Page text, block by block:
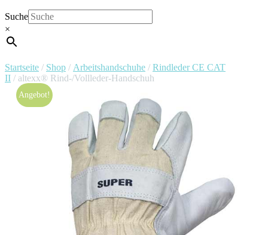
Suche
×
Startseite / Shop / Arbeitshandschuhe / Rindleder CE CAT
II / altexx® Rind-/Vollleder-Handschuh
Angebot!